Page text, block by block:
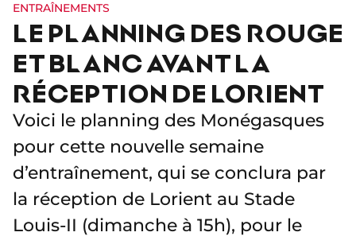
ENTRAÎNEMENTS
LE PLANNING DES ROUGE
ET BLANC AVANT LA
RÉCEPTION DE LORIENT
Voici le planning des Monégasques
pour cette nouvelle semaine
d’entraînement, qui se conclura par
la réception de Lorient au Stade
Louis-II (dimanche à 15h), pour le